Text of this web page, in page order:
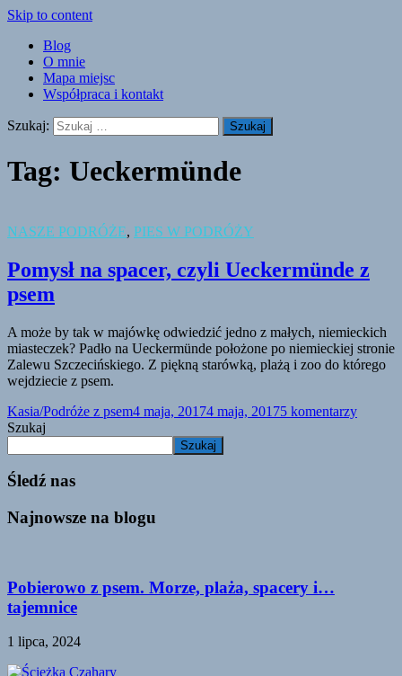
Skip to content
Blog
O mnie
Mapa miejsc
Współpraca i kontakt
Szukaj:
Tag: Ueckermünde
NASZE PODRÓŻE, PIES W PODRÓŻY
Pomysł na spacer, czyli Ueckermünde z
psem
A może by tak w majówkę odwiedzić jedno z małych, niemieckich
miasteczek? Padło na Ueckermünde położone po niemieckiej stronie
Zalewu Szczecińskiego. Z piękną starówką, plażą i zoo do którego
wejdziecie z psem.
Kasia/Podróże z psem4 maja, 20174 maja, 20175 komentarzy
Szukaj
Szukaj
Śledź nas
Najnowsze na blogu
Pobierowo z psem. Morze, plaża, spacery i…
tajemnice
1 lipca, 2024